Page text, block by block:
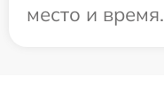
место и время.